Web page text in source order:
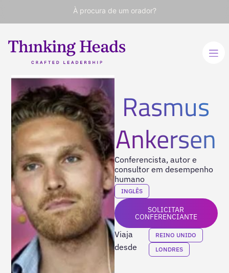
À procura de um orador?
Rasmus
Ankersen
Conferencista, autor e
consultor em desempenho
humano
INGLÊS
SOLICITAR
CONFERENCIANTE
Viaja
desde
REINO UNIDO
LONDRES